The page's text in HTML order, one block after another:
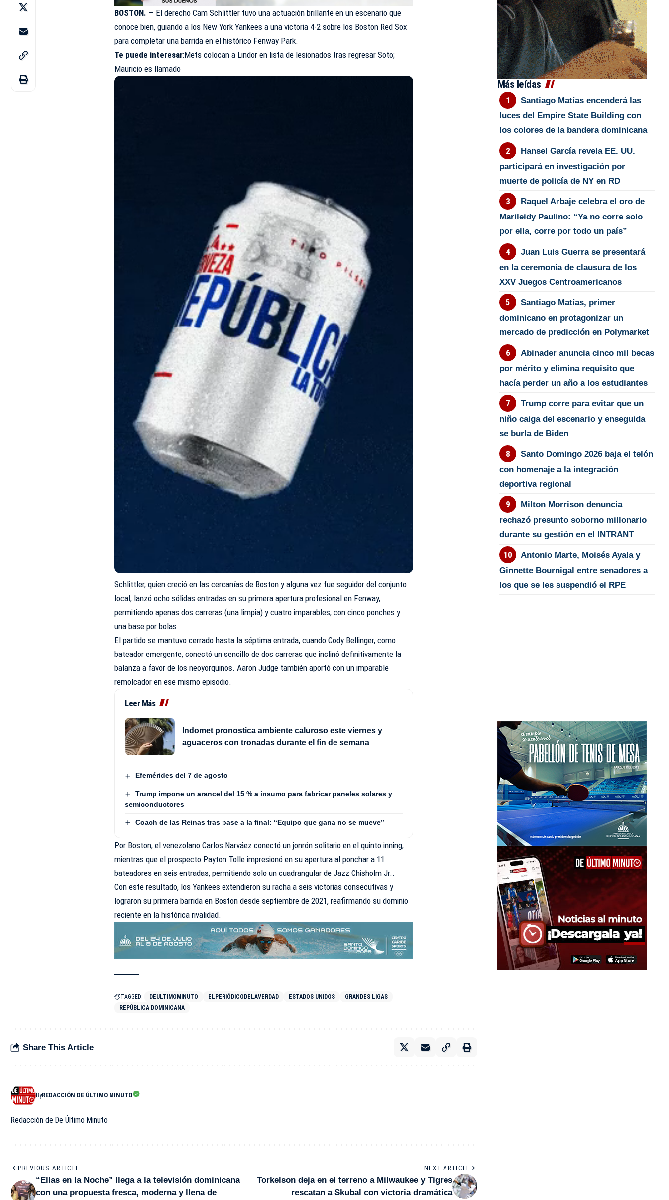
BOSTON. — El derecho Cam Schlittler tuvo una actuación brillante en un escenario que
conoce bien, guiando a los New York Yankees a una victoria 4-2 sobre los Boston Red Sox
para completar una barrida en el histórico Fenway Park.
Te puede interesar:Mets colocan a Lindor en lista de lesionados tras regresar Soto;
Mauricio es llamado
Schlittler, quien creció en las cercanías de Boston y alguna vez fue seguidor del conjunto
local, lanzó ocho sólidas entradas en su primera apertura profesional en Fenway,
permitiendo apenas dos carreras (una limpia) y cuatro imparables, con cinco ponches y
una base por bolas.
El partido se mantuvo cerrado hasta la séptima entrada, cuando Cody Bellinger, como
bateador emergente, conectó un sencillo de dos carreras que inclinó definitivamente la
balanza a favor de los neoyorquinos. Aaron Judge también aportó con un imparable
remolcador en ese mismo episodio.
Leer Más
Indomet pronostica ambiente caluroso este viernes y
aguaceros con tronadas durante el fin de semana
Efemérides del 7 de agosto
Trump impone un arancel del 15 % a insumo para fabricar paneles solares y
semiconductores
Coach de las Reinas tras pase a la final: “Equipo que gana no se mueve”
Por Boston, el venezolano Carlos Narváez conectó un jonrón solitario en el quinto inning,
mientras que el prospecto Payton Tolle impresionó en su apertura al ponchar a 11
bateadores en seis entradas, permitiendo solo un cuadrangular de Jazz Chisholm Jr..
Con este resultado, los Yankees extendieron su racha a seis victorias consecutivas y
lograron su primera barrida en Boston desde septiembre de 2021, reafirmando su dominio
reciente en la histórica rivalidad.
TAGGED: DEULTIMOMINUTO ELPERIÓDICODELAVERDAD ESTADOS UNIDOS
GRANDES LIGAS
REPÚBLICA DOMINICANA
Share This Article
ByREDACCIÓN DE ÚLTIMO MINUTO
Redacción de De Último Minuto
PREVIOUS ARTICLE
“Ellas en la Noche” llega a la televisión dominicana
con una propuesta fresca, moderna y llena de
NEXT ARTICLE
Torkelson deja en el terreno a Milwaukee y Tigres
rescatan a Skubal con victoria dramática
Más leídas
Santiago Matías encenderá las
luces del Empire State Building con
los colores de la bandera dominicana
Hansel García revela EE. UU.
participará en investigación por
muerte de policía de NY en RD
Raquel Arbaje celebra el oro de
Marileidy Paulino: “Ya no corre solo
por ella, corre por todo un país”
Juan Luis Guerra se presentará
en la ceremonia de clausura de los
XXV Juegos Centroamericanos
Santiago Matías, primer
dominicano en protagonizar un
mercado de predicción en Polymarket
Abinader anuncia cinco mil becas
por mérito y elimina requisito que
hacía perder un año a los estudiantes
Trump corre para evitar que un
niño caiga del escenario y enseguida
se burla de Biden
Santo Domingo 2026 baja el telón
con homenaje a la integración
deportiva regional
Milton Morrison denuncia
rechazó presunto soborno millonario
durante su gestión en el INTRANT
Antonio Marte, Moisés Ayala y
Ginnette Bournigal entre senadores a
los que se les suspendió el RPE